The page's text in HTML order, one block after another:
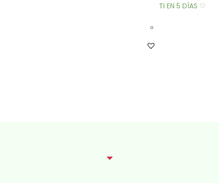
TI EN 5 DÍAS ♡